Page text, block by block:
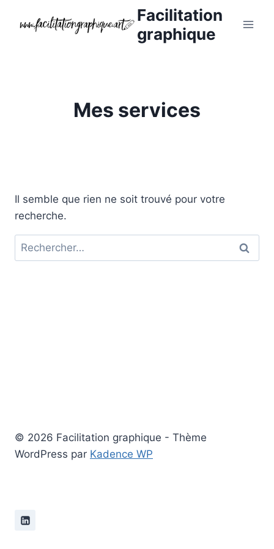
Facilitation
graphique
Mes services
Il semble que rien ne soit trouvé pour votre
recherche.
Rechercher :
© 2026 Facilitation graphique - Thème
WordPress par Kadence WP